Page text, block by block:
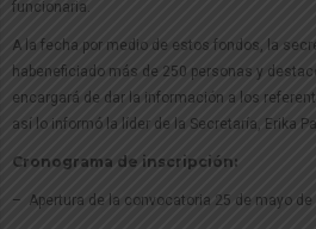
funcionaria.
A la fecha por medio de estos fondos, la
habeneficiado más de 250 personas y
encargará de dar la información a los
así lo informó la líder de la Secretaría, Erika
Cronograma de inscripción:
– Apertura de la convocatoria 25 de mayo de